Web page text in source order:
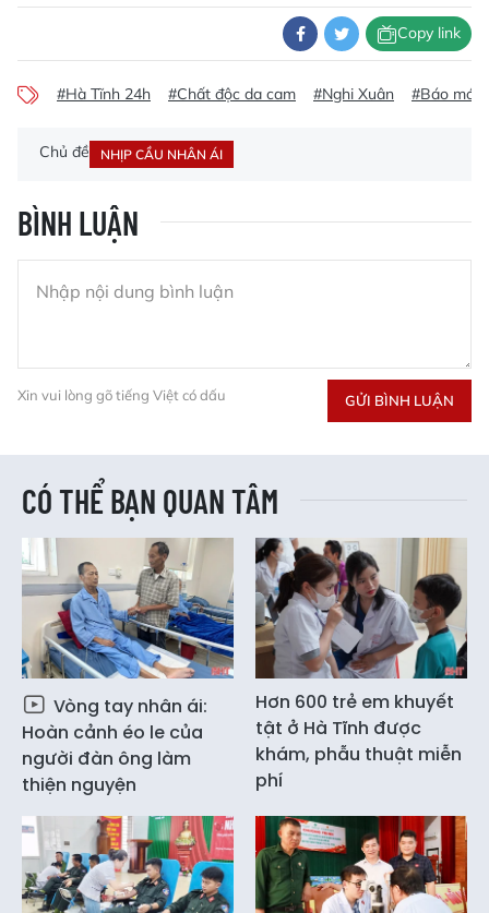
Copy link
#Hà Tĩnh 24h #Chất độc da cam #Nghi Xuân #Báo mới
Chủ đề NHỊP CẦU NHÂN ÁI
BÌNH LUẬN
Xin vui lòng gõ tiếng Việt có dấu GỬI BÌNH LUẬN
CÓ THỂ BẠN QUAN TÂM
Vòng tay nhân ái:
Hoàn cảnh éo le của
người đàn ông làm
thiện nguyện
Hơn 600 trẻ em khuyết
tật ở Hà Tĩnh được
khám, phẫu thuật miễn
phí